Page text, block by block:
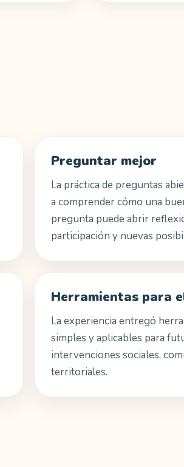
Preguntar mejor
La práctica de preguntas
a comprender cómo una
pregunta puede abrir
participación y nuevas
Herramientas para
La experiencia entregó
simples y aplicables para
intervenciones sociales,
territoriales.